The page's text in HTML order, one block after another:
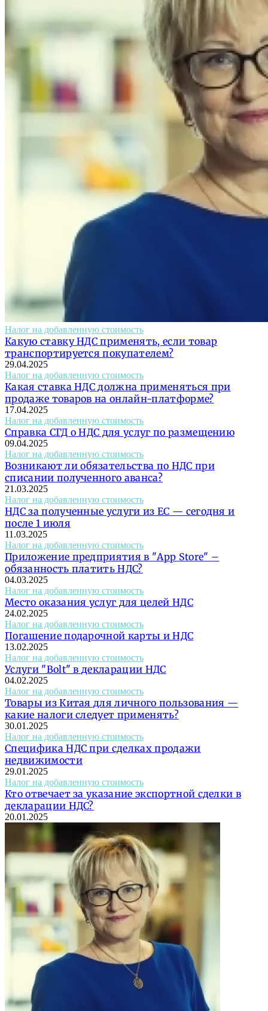
Налог на добавленную стоимость
Какую ставку НДС применять, если товар
транспортируется покупателем?
29.04.2025
Налог на добавленную стоимость
Какая ставка НДС должна применяться при
продаже товаров на онлайн-платформе?
17.04.2025
Налог на добавленную стоимость
Справка СГД о НДС для услуг по размещению
09.04.2025
Налог на добавленную стоимость
Возникают ли обязательства по НДС при
списании полученного аванса?
21.03.2025
Налог на добавленную стоимость
НДС за полученные услуги из ЕС — сегодня и
после 1 июля
11.03.2025
Налог на добавленную стоимость
Приложение предприятия в "App Store" –
обязанность платить НДС?
04.03.2025
Налог на добавленную стоимость
Место оказания услуг для целей НДС
24.02.2025
Налог на добавленную стоимость
Погашение подарочной карты и НДС
13.02.2025
Налог на добавленную стоимость
Услуги "Bolt" в декларации НДС
04.02.2025
Налог на добавленную стоимость
Товары из Китая для личного пользования —
какие налоги следует применять?
30.01.2025
Налог на добавленную стоимость
Специфика НДС при сделках продажи
недвижимости
29.01.2025
Налог на добавленную стоимость
Кто отвечает за указание экспортной сделки в
декларации НДС?
20.01.2025